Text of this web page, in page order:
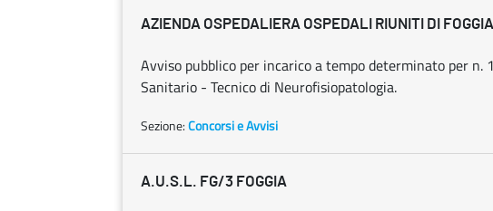
AZIENDA OSPEDALIERA OSPEDALI RIUNITI DI FOGGIA
Avviso pubblico per incarico a tempo determinato per n.
Sanitario - Tecnico di Neurofisiopatologia.
Sezione:Concorsi e Avvisi
A.U.S.L. FG/3 FOGGIA